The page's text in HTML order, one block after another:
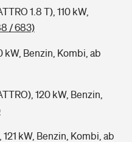
1.8 T), 110 kW,
/ 683)
kW, Benzin, Kombi, ab
120 kW, Benzin,
kW, Benzin, Kombi, ab